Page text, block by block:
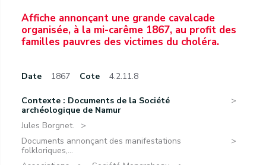
Affiche annonçant une grande cavalcade
organisée, à la mi-carême 1867, au profit des
familles pauvres des victimes du choléra.
Date 1867 Cote 4.2.11.8
Contexte : Documents de la Société
archéologique de Namur
Jules Borgnet.
Documents annonçant des manifestations
folkloriques,...